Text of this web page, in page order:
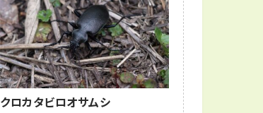
クロカタビロオサムシ